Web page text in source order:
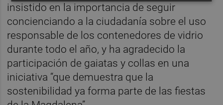
insistido en la importancia de seguir
concienciando a la ciudadanía sobre el uso
responsable de los contenedores de vidrio
durante todo el año, y ha agradecido la
participación de gaiatas y collas en una
iniciativa “que demuestra que la
sostenibilidad ya forma parte de las fiestas